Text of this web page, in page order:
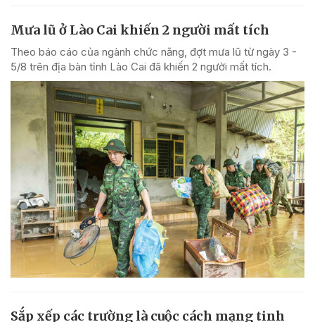
Mưa lũ ở Lào Cai khiến 2 người mất tích
Theo báo cáo của ngành chức năng, đợt mưa lũ từ ngày 3 -
5/8 trên địa bàn tỉnh Lào Cai đã khiến 2 người mất tích.
Sắp xếp các trường là cuộc cách mạng tinh